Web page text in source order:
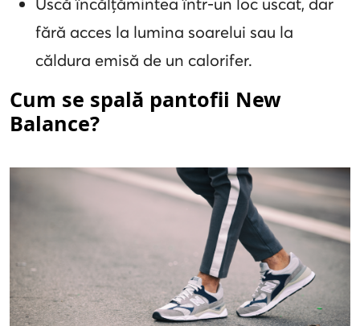
fără acces la lumina soarelui sau la
căldura emisă de un calorifer.
Cum se spală pantofii New
Balance?